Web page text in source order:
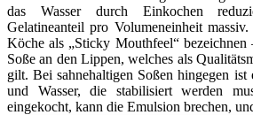
das Wasser durch Einkochen
Gelatineanteil pro Volumeneinheit
Köche als „Sticky Mouthfeel“
Soße an den Lippen, welches als
gilt. Bei sahnehaltigen Soßen hingegen ist
und Wasser, die stabilisiert werden
eingekocht, kann die Emulsion brechen,